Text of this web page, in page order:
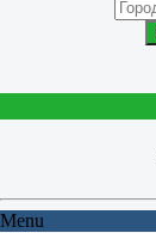
Menu